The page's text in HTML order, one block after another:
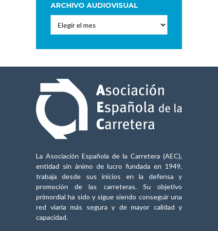
ARCHIVO AUDIOVISUAL
Audiovisual
La Asociación Española de la Carretera (AEC),
entidad sin ánimo de lucro fundada en 1949,
trabaja desde sus inicios en la defensa y
promoción de las carreteras. Su objetivo
primordial ha sido y sigue siendo conseguir una
red viaria más segura y de mayor calidad y
capacidad.